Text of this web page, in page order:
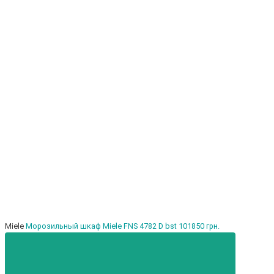
Miele Морозильный шкаф Miele FNS 4782 D bst 101850 грн.